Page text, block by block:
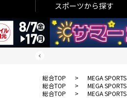
スポーツから探す
総合TOP > MEGA SPORTS
総合TOP
> MEGA SPORTS
総合TOP
> MEGA SPORTS